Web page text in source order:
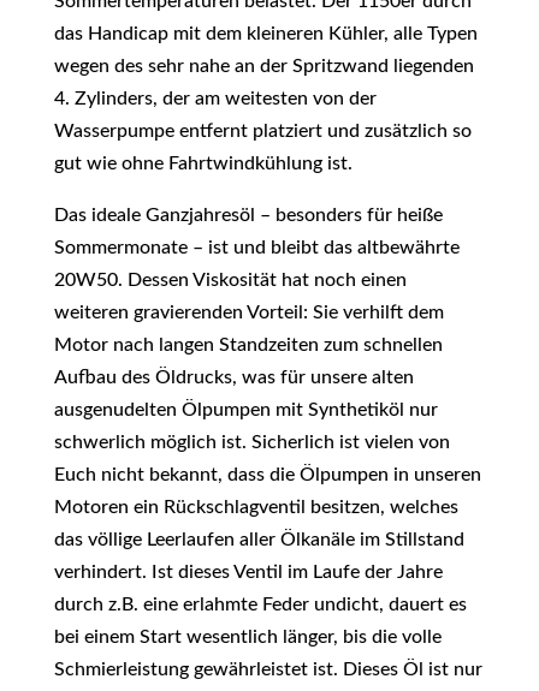
das Handicap mit dem kleineren Kühler, alle Typen
wegen des sehr nahe an der Spritzwand liegenden
4. Zylinders, der am weitesten von der
Wasserpumpe entfernt platziert und zusätzlich so
gut wie ohne Fahrtwindkühlung ist.
Das ideale Ganzjahresöl – besonders für heiße
Sommermonate – ist und bleibt das altbewährte
20W50. Dessen Viskosität hat noch einen
weiteren gravierenden Vorteil: Sie verhilft dem
Motor nach langen Standzeiten zum schnellen
Aufbau des Öldrucks, was für unsere alten
ausgenudelten Ölpumpen mit Synthetiköl nur
schwerlich möglich ist. Sicherlich ist vielen von
Euch nicht bekannt, dass die Ölpumpen in unseren
Motoren ein Rückschlagventil besitzen, welches
das völlige Leerlaufen aller Ölkanäle im Stillstand
verhindert. Ist dieses Ventil im Laufe der Jahre
durch z.B. eine erlahmte Feder undicht, dauert es
bei einem Start wesentlich länger, bis die volle
Schmierleistung gewährleistet ist. Dieses Öl ist nur